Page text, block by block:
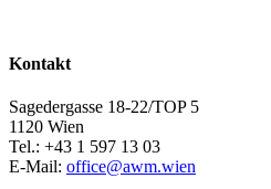
Kontakt
Sagedergasse 18-22/TOP 5
1120 Wien
Tel.: +43 1 597 13 03
E-Mail: office@awm.wien